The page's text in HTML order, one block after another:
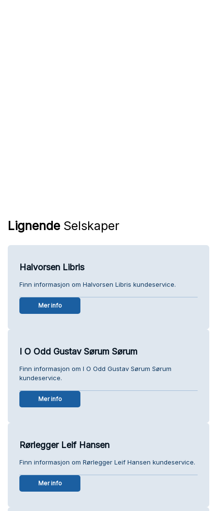
Lignende Selskaper
Halvorsen Libris
Finn informasjon om Halvorsen Libris kundeservice.
Mer info
I O Odd Gustav Sørum Sørum
Finn informasjon om I O Odd Gustav Sørum Sørum
kundeservice.
Mer info
Rørlegger Leif Hansen
Finn informasjon om Rørlegger Leif Hansen kundeservice.
Mer info